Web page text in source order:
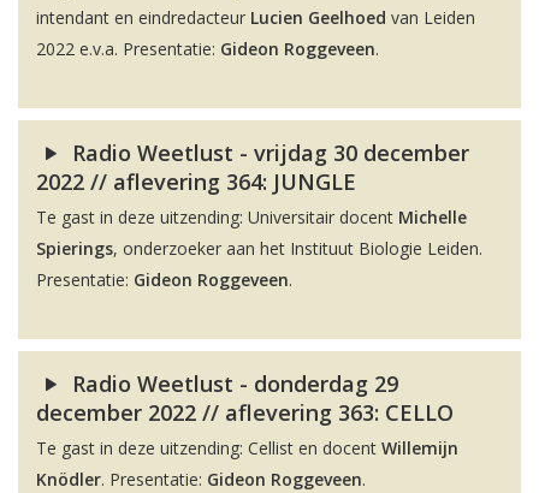
intendant en eindredacteur Lucien Geelhoed van Leiden
2022 e.v.a. Presentatie: Gideon Roggeveen.
Radio Weetlust - vrijdag 30 december
2022 // aflevering 364: JUNGLE
Te gast in deze uitzending: Universitair docent Michelle
Spierings, onderzoeker aan het Instituut Biologie Leiden.
Presentatie: Gideon Roggeveen.
Radio Weetlust - donderdag 29
december 2022 // aflevering 363: CELLO
Te gast in deze uitzending: Cellist en docent Willemijn
Knödler. Presentatie: Gideon Roggeveen.